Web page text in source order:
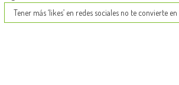
Tener más ‘likes’ en redes sociales no te convierte